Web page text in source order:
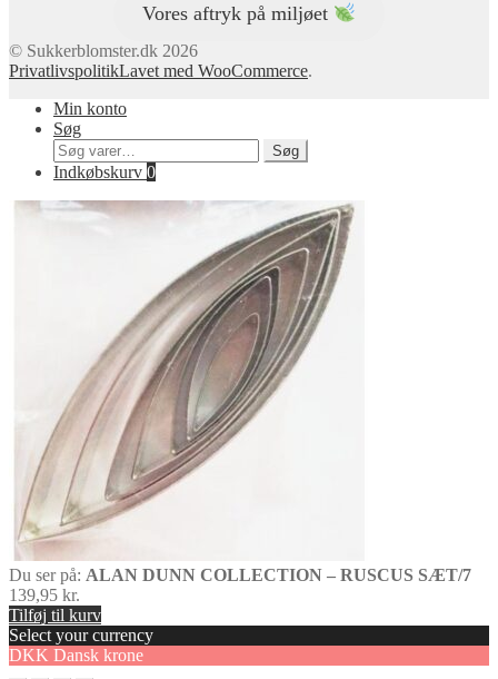
Vores aftryk på miljøet
© Sukkerblomster.dk 2026
PrivatlivspolitikLavet med WooCommerce.
Min konto
Søg
Søg
efter:
Søg
Indkøbskurv 0
Du ser på: ALAN DUNN COLLECTION – RUSCUS SÆT/7
139,95 kr.
Tilføj til kurv
Select your currency
DKK Dansk krone